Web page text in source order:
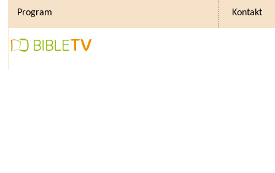
Program
Kontakt